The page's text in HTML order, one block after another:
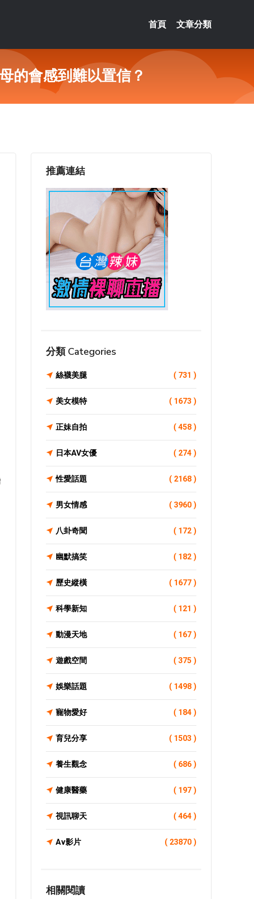
首頁 文章分類
的會感到難以置信？
推薦連結
分類 Categories
絲襪美腿 ( 731 )
美女模特 ( 1673 )
正妹自拍 ( 458 )
日本AV女優 ( 274 )
性愛話題 ( 2168 )
男女情感 ( 3960 )
八卦奇聞 ( 172 )
幽默搞笑 ( 182 )
歷史縱橫 ( 1677 )
科學新知 ( 121 )
動漫天地 ( 167 )
遊戲空間 ( 375 )
娛樂話題 ( 1498 )
寵物愛好 ( 184 )
育兒分享 ( 1503 )
養生觀念 ( 686 )
健康醫藥 ( 197 )
視訊聊天 ( 464 )
Av影片 ( 23870 )
相關閱讀